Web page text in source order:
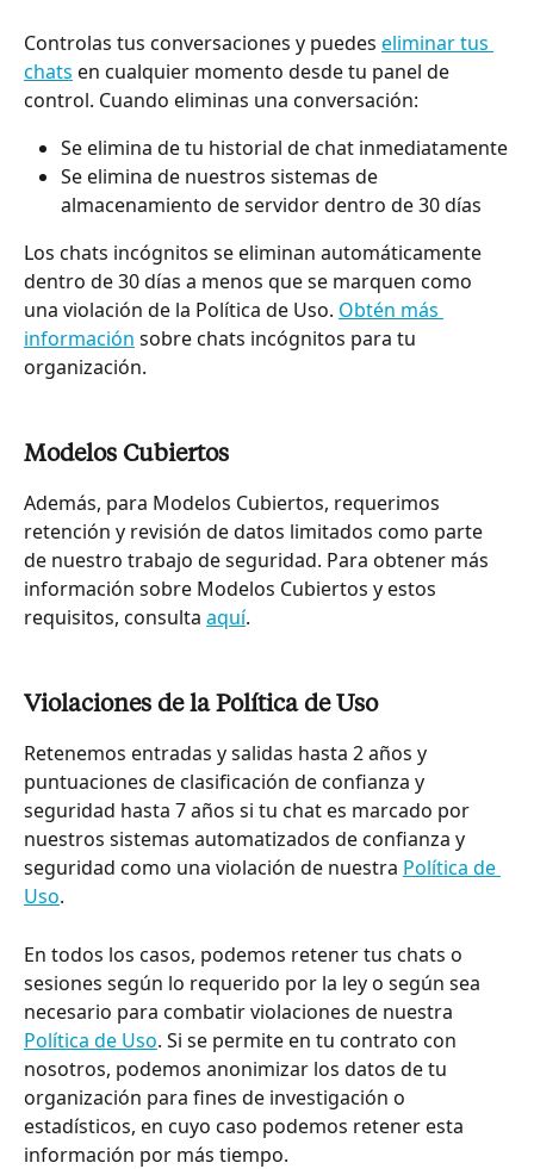
Controlas tus conversaciones y puedes eliminar tus
chats en cualquier momento desde tu panel de
control. Cuando eliminas una conversación:
Se elimina de tu historial de chat inmediatamente
Se elimina de nuestros sistemas de
almacenamiento de servidor dentro de 30 días
Los chats incógnitos se eliminan automáticamente
dentro de 30 días a menos que se marquen como
una violación de la Política de Uso. Obtén más
información sobre chats incógnitos para tu
organización.
Modelos Cubiertos
Además, para Modelos Cubiertos, requerimos
retención y revisión de datos limitados como parte
de nuestro trabajo de seguridad. Para obtener más
información sobre Modelos Cubiertos y estos
requisitos, consulta aquí.
Violaciones de la Política de Uso
Retenemos entradas y salidas hasta 2 años y
puntuaciones de clasificación de confianza y
seguridad hasta 7 años si tu chat es marcado por
nuestros sistemas automatizados de confianza y
seguridad como una violación de nuestra Política de
Uso.
En todos los casos, podemos retener tus chats o
sesiones según lo requerido por la ley o según sea
necesario para combatir violaciones de nuestra
Política de Uso. Si se permite en tu contrato con
nosotros, podemos anonimizar los datos de tu
organización para fines de investigación o
estadísticos, en cuyo caso podemos retener esta
información por más tiempo.